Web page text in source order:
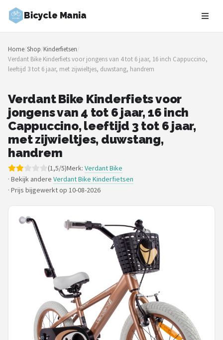
Bicycle Mania
Zoeken
NAVIGATIE
Shop
Merken
Blog
Fietsroutes
Kinderfietsen
Stadsfietsen
Elektrische fietsen
Mountainbikes
POPULAIRE MERKEN
Volare
Home/Shop/Kinderfietsen/
Verdant Bike Kinderfiets voor jongens van 4 tot 6 jaar, 16 inch Cappuccino,
leeftijd 3 tot 6 jaar, met zijwieltjes, duwstang, handrem
Verdant Bike Kinderfiets voor
jongens van 4 tot 6 jaar, 16 inch
Cappuccino, leeftijd 3 tot 6 jaar,
met zijwieltjes, duwstang,
handrem
(1,5/5)Merk: Verdant Bike
· Bekijk andere Verdant Bike Kinderfietsen
· Prijs bijgewerkt op 10-08-2026